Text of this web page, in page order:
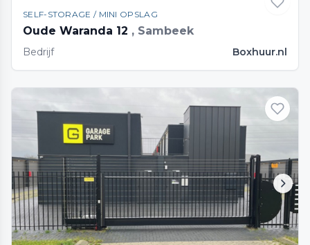
SELF-STORAGE / MINI OPSLAG
Oude Waranda 12 , Sambeek
Bedrijf Boxhuur.nl